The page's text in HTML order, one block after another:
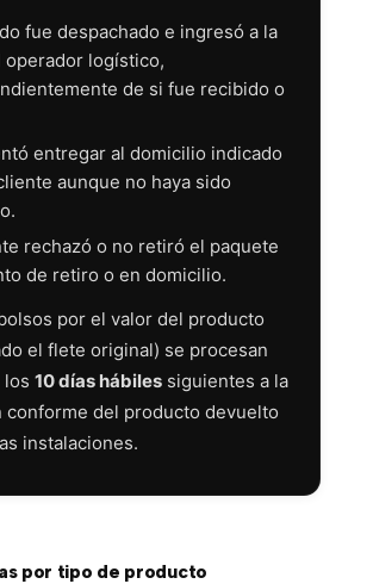
fue despachado e ingresó a la
operador logístico,
de si fue recibido o
entregar al domicilio indicado
aunque no haya sido
rechazó o no retiró el paquete
de retiro o en domicilio.
por el valor del producto
el flete original) se procesan
los 10 días hábiles siguientes a la
conforme del producto devuelto
instalaciones.
por tipo de producto